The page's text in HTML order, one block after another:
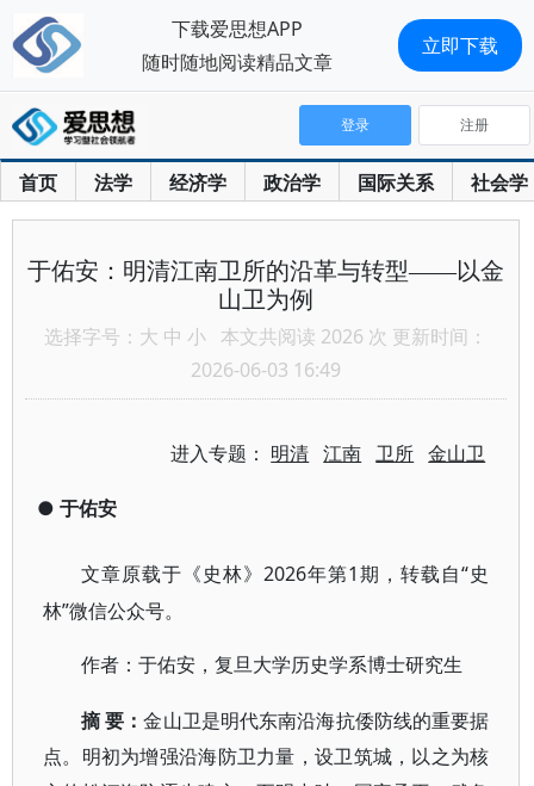
首页 法学 经济学 政治学 国际关系 社会学
登录 注册
于佑安：明清江南卫所的沿革与转型——以金
山卫为例
选择字号： 大 中 小 本文共阅读 2026 次 更新时间：
2026-06-03 16:49
进入专题： 明清 江南 卫所 金山卫
● 于佑安
文章原载于 《史林》 2026年第1期，转载自“史
林”微信公众号。
作者：于佑安，复旦大学历史学系博士研究生
摘 要 ：金山卫是明代东南沿海抗倭防线的重要据
点。明初为增强沿海防卫力量，设卫筑城，以之为核
下载爱思想APP
随时随地阅读精品文章
立即下载